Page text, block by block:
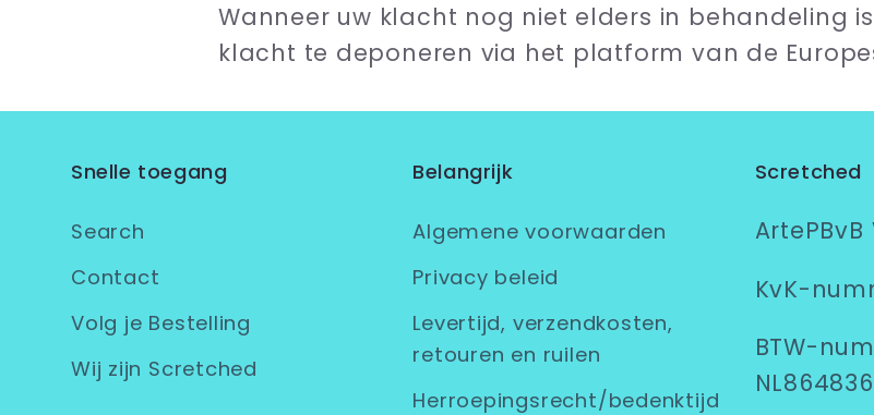
Wanneer uw klacht nog niet elders in behandeling
klacht te deponeren via het platform van de
Snelle toegang
Search
Contact
Volg je Bestelling
Wij zijn Scretched
Belangrijk
Algemene voorwaarden
Privacy beleid
Levertijd, verzendkosten,
retouren en ruilen
Herroepingsrecht/bedenktijd
Scretched
ArtePBvB
KvK-
BTW-